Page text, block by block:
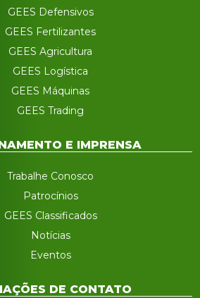
GEES Defensivos
GEES Fertilizantes
GEES Agricultura
GEES Logística
GEES Máquinas
GEES Trading
E IMPRENSA
Trabalhe Conosco
Patrocínios
GEES Classificados
Notícias
Eventos
DE CONTATO